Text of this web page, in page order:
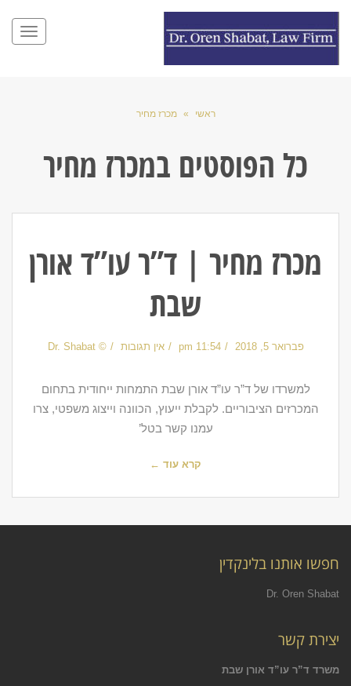
ראשי » מכרז מחיר
כל הפוסטים במכרז מחיר
מכרז מחיר | ד”ר עו”ד אורן
שבת
פברואר 5, 2018 11:54 pm אין תגובות © Dr. Shabat
למשרדו של ד”ר עו”ד אורן שבת התמחות ייחודית בתחום
המכרזים הציבוריים. לקבלת ייעוץ, הכוונה וייצוג משפטי, צרו
עמנו קשר בטל’
קרא עוד ←
חפשו אותנו בלינקדין
Dr. Oren Shabat
יצירת קשר
משרד ד”ר עו”ד אורן שבת